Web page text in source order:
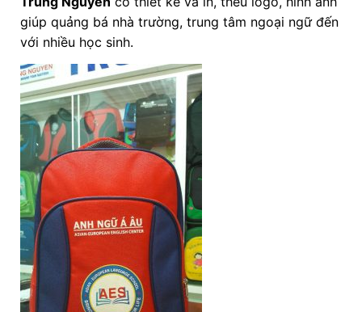
giúp quảng bá nhà trường, trung tâm ngoại ngữ đến
với nhiều học sinh.